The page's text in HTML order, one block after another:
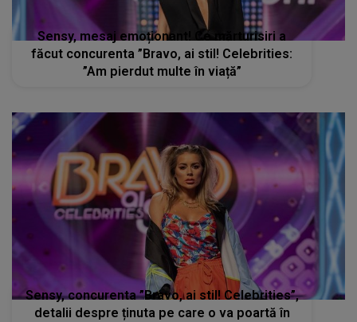
Sensy, mesaj emoționant! Ce mărturisiri a
făcut concurenta ”Bravo, ai stil! Celebrities:
”Am pierdut multe în viață”
Sensy, concurenta ”Bravo, ai stil! Celebrities”,
detalii despre ținuta pe care o va poartă în